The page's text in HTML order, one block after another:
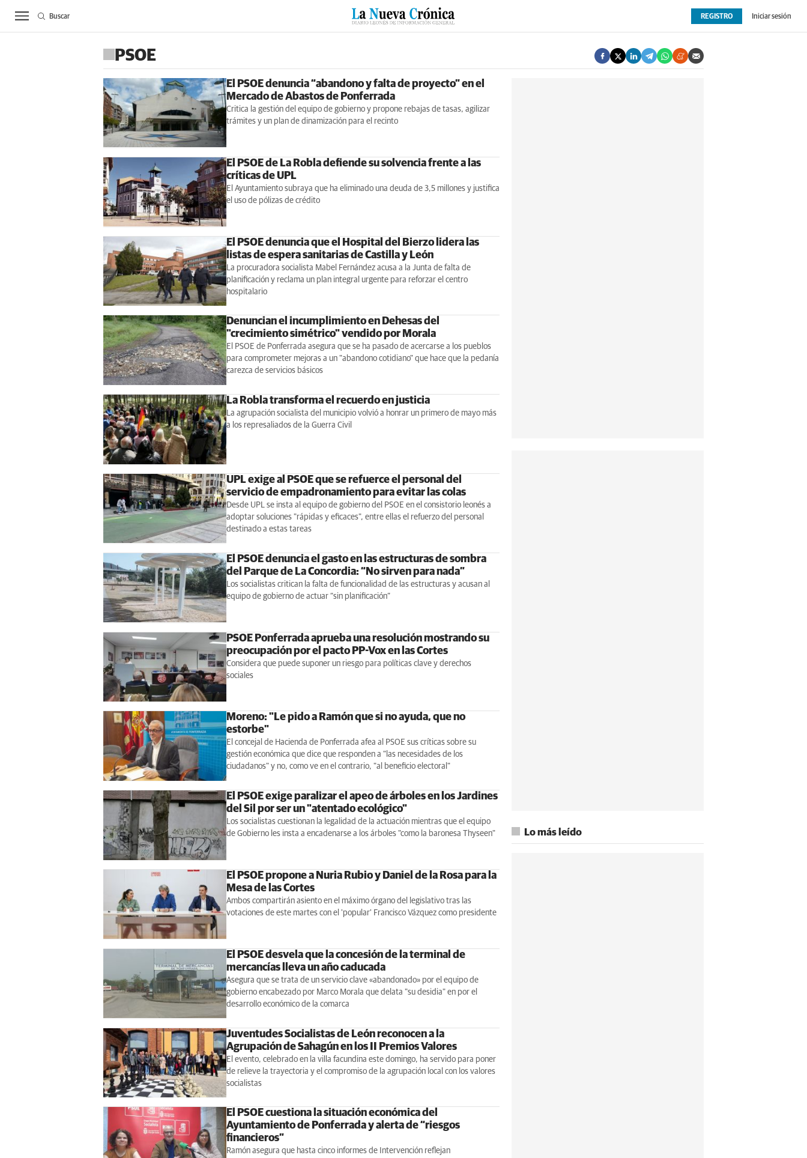
ACTUALIDAD BIERZO SUCESOS CULTURAS ESPECIALES DEPORTES OPINIÓN EXTRAS
REGISTRO Iniciar sesión
Buscar
PSOE
El PSOE denuncia “abandono y falta de proyecto” en el
Mercado de Abastos de Ponferrada
Critica la gestión del equipo de gobierno y propone rebajas de tasas, agilizar
trámites y un plan de dinamización para el recinto
El PSOE de La Robla defiende su solvencia frente a las
críticas de UPL
El Ayuntamiento subraya que ha eliminado una deuda de 3,5 millones y justifica
el uso de pólizas de crédito
El PSOE denuncia que el Hospital del Bierzo lidera las
listas de espera sanitarias de Castilla y León
La procuradora socialista Mabel Fernández acusa a la Junta de falta de
planificación y reclama un plan integral urgente para reforzar el centro
hospitalario
Denuncian el incumplimiento en Dehesas del
"crecimiento simétrico" vendido por Morala
El PSOE de Ponferrada asegura que se ha pasado de acercarse a los pueblos
para comprometer mejoras a un "abandono cotidiano" que hace que la pedanía
carezca de servicios básicos
La Robla transforma el recuerdo en justicia
La agrupación socialista del municipio volvió a honrar un primero de mayo más
a los represaliados de la Guerra Civil
UPL exige al PSOE que se refuerce el personal del
servicio de empadronamiento para evitar las colas
Desde UPL se insta al equipo de gobierno del PSOE en el consistorio leonés a
adoptar soluciones "rápidas y eficaces", entre ellas el refuerzo del personal
destinado a estas tareas
El PSOE denuncia el gasto en las estructuras de sombra
del Parque de La Concordia: “No sirven para nada”
Los socialistas critican la falta de funcionalidad de las estructuras y acusan al
equipo de gobierno de actuar “sin planificación”
PSOE Ponferrada aprueba una resolución mostrando su
preocupación por el pacto PP-Vox en las Cortes
Considera que puede suponer un riesgo para políticas clave y derechos
sociales
Moreno: "Le pido a Ramón que si no ayuda, que no
estorbe"
El concejal de Hacienda de Ponferrada afea al PSOE sus críticas sobre su
gestión económica que dice que responden a "las necesidades de los
ciudadanos" y no, como ve en el contrario, "al beneficio electoral"
El PSOE exige paralizar el apeo de árboles en los Jardines
del Sil por ser un "atentado ecológico"
Los socialistas cuestionan la legalidad de la actuación mientras que el equipo
de Gobierno les insta a encadenarse a los árboles "como la baronesa Thyseen"
El PSOE propone a Nuria Rubio y Daniel de la Rosa para la
Mesa de las Cortes
Ambos compartirán asiento en el máximo órgano del legislativo tras las
votaciones de este martes con el 'popular' Francisco Vázquez como presidente
El PSOE desvela que la concesión de la terminal de
mercancías lleva un año caducada
Asegura que se trata de un servicio clave «abandonado» por el equipo de
gobierno encabezado por Marco Morala que delata "su desidia" en por el
desarrollo económico de la comarca
Juventudes Socialistas de León reconocen a la
Agrupación de Sahagún en los II Premios Valores
El evento, celebrado en la villa facundina este domingo, ha servido para poner
de relieve la trayectoria y el compromiso de la agrupación local con los valores
socialistas
El PSOE cuestiona la situación económica del
Ayuntamiento de Ponferrada y alerta de “riesgos
financieros”
Ramón asegura que hasta cinco informes de Intervención reflejan
Lo más leído